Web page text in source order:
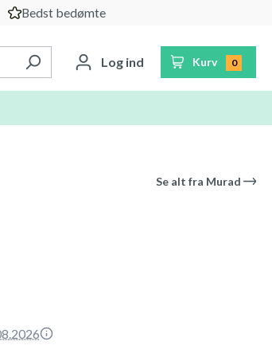
Bedst bedømte
Log ind Kurv 0
Se alt fra Murad